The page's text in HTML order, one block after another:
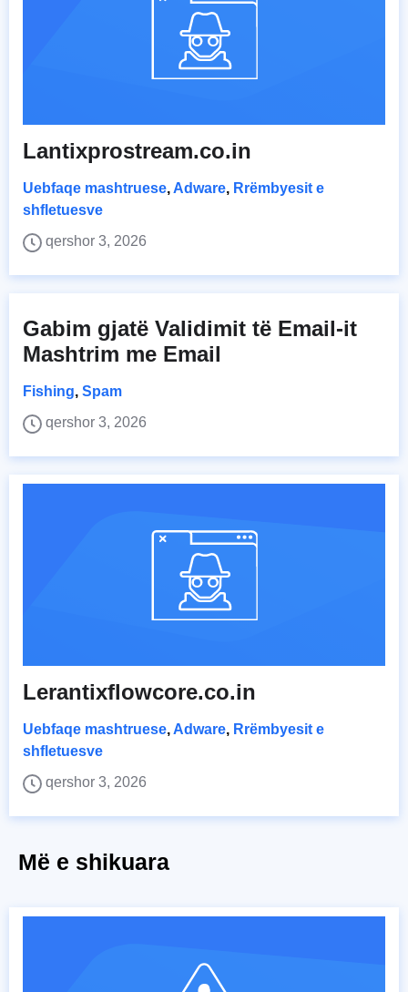
Lantixprostream.co.in
Uebfaqe mashtruese, Adware, Rrëmbyesit e
shfletuesve
qershor 3, 2026
Gabim gjatë Validimit të Email-it
Mashtrim me Email
Fishing, Spam
qershor 3, 2026
Lerantixflowcore.co.in
Uebfaqe mashtruese, Adware, Rrëmbyesit e
shfletuesve
qershor 3, 2026
Më e shikuara